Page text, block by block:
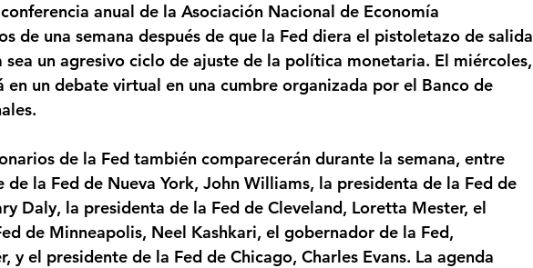
anual de la Asociación Nacional de Economía
de una semana después de que la Fed diera el pistoletazo de salida
sea un agresivo ciclo de ajuste de la política monetaria. El miércoles,
un debate virtual en una cumbre organizada por el Banco de
de la Fed también comparecerán durante la semana, entre
de la Fed de Nueva York, John Williams, la presidenta de la Fed de
Daly, la presidenta de la Fed de Cleveland, Loretta Mester, el
de Minneapolis, Neel Kashkari, el gobernador de la Fed,
y el presidente de la Fed de Chicago, Charles Evans. La agenda